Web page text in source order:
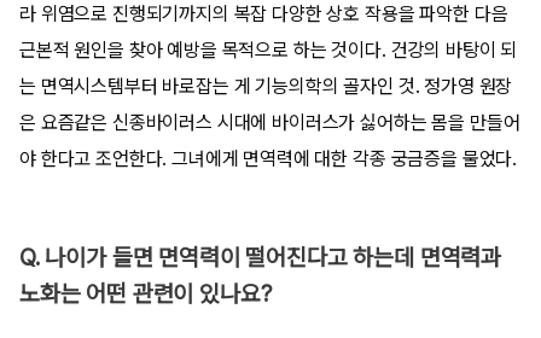
라 위염으로 진행되기까지의 복잡 다양한 상호 작용을 파악한 다음
근본적 원인을 찾아 예방을 목적으로 하는 것이다. 건강의 바탕이 되
는 면역시스템부터 바로잡는 게 기능의학의 골자인 것. 정가영 원장
은 요즘같은 신종바이러스 시대에 바이러스가 싫어하는 몸을 만들어
야 한다고 조언한다. 그녀에게 면역력에 대한 각종 궁금증을 물었다.
Q. 나이가 들면 면역력이 떨어진다고 하는데 면역력과
노화는 어떤 관련이 있나요?